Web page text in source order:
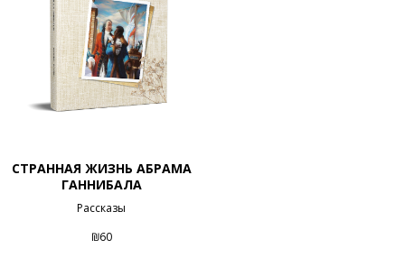
СТРАННАЯ ЖИЗНЬ АБРАМА
ГАННИБАЛА
Рассказы
₪60